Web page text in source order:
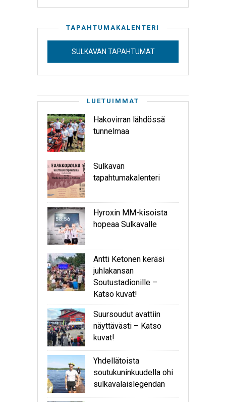
TAPAHTUMAKALENTERI
SULKAVAN TAPAHTUMAT
LUETUIMMAT
Hakovirran lähdössä
tunnelmaa
Sulkavan
tapahtumakalenteri
Hyroxin MM-kisoista
hopeaa Sulkavalle
Antti Ketonen keräsi
juhlakansan
Soutustadionille –
Katso kuvat!
Suursoudut avattiin
näyttävästi – Katso
kuvat!
Yhdellätoista
soutukuninkuudella ohi
sulkavalaislegendan